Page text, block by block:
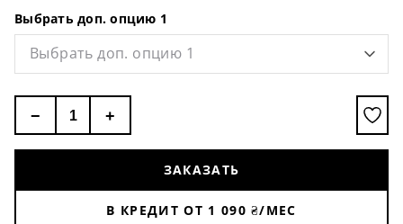
Выбрать доп. опцию 1
Выбрать доп. опцию 1
− +
ЗАКАЗАТЬ
В КРЕДИТ ОТ 1 090 ₴/МЕС